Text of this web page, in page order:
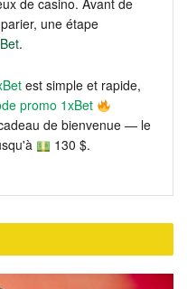
une étape
.
est simple et rapide,
promo 1xBet
de bienvenue — le
130 $.